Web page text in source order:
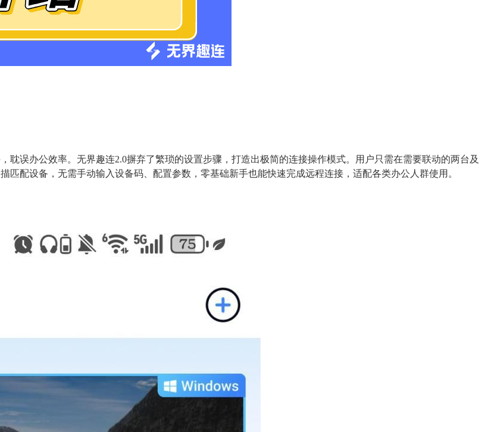
误办公效率。无界趣连2.0摒弃了繁琐的设置步骤，打造出极简的连接操作模式。用户只需在需要联动的两台及
配设备，无需手动输入设备码、配置参数，零基础新手也能快速完成远程连接，适配各类办公人群使用。